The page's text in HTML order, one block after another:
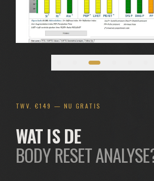
TWV. €149 — NU GRATIS
WAT IS DE
BODY RESET